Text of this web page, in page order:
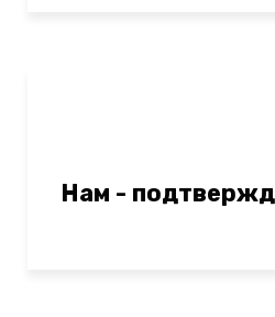
Нам -